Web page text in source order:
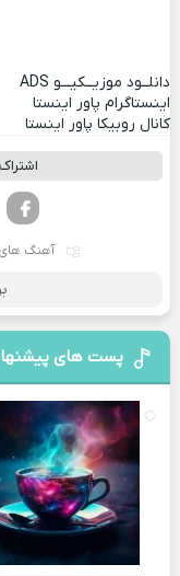
دانلــود موزیــکیـــو ADS
اینستاگرام پاور اینستا
کانال روبیکا پاور اینستا
آهنگ های
پست های